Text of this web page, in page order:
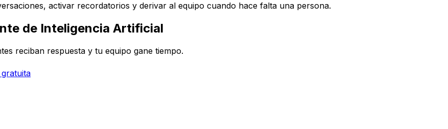
activar recordatorios y derivar al equipo cuando hace falta una persona.
de Inteligencia Artificial
reciban respuesta y tu equipo gane tiempo.